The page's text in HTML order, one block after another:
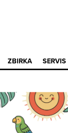
ZBIRKA SERVIS